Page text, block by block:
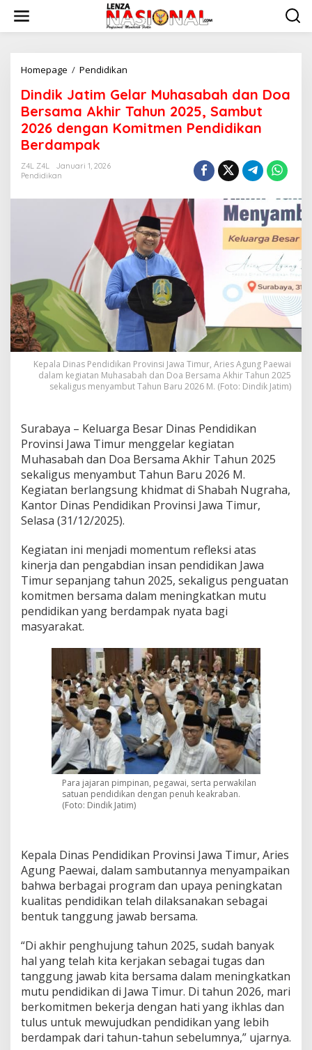
w
Homepage / Pendidikan
n
d
i
k
e
l
a
r
M
u
h
a
s
a
h
d
o
a
B
e
s
a
A
k
h
i
r
T
u
n
2
0
2
5
,
S
a
m
b
u
t
2
d
e
n
g
n
o
m
i
m
e
n
P
Dindik Jatim Gelar Muhasabah dan Doa
Bersama Akhir Tahun 2025, Sambut
2026 dengan Komitmen Pendidikan
Berdampak
Z4L Z4L
Januari 1, 2026
Pendidikan
Kepala Dinas Pendidikan Provinsi Jawa Timur, Aries Agung Paewai
dalam kegiatan Muhasabah dan Doa Bersama Akhir Tahun 2025
sekaligus menyambut Tahun Baru 2026 M. (Foto: Dindik Jatim)
Surabaya – Keluarga Besar Dinas Pendidikan
Provinsi Jawa Timur menggelar kegiatan
Muhasabah dan Doa Bersama Akhir Tahun 2025
sekaligus menyambut Tahun Baru 2026 M.
Kegiatan berlangsung khidmat di Shabah Nugraha,
Kantor Dinas Pendidikan Provinsi Jawa Timur,
Selasa (31/12/2025).
Kegiatan ini menjadi momentum refleksi atas
kinerja dan pengabdian insan pendidikan Jawa
Timur sepanjang tahun 2025, sekaligus penguatan
komitmen bersama dalam meningkatkan mutu
pendidikan yang berdampak nyata bagi
masyarakat.
Para jajaran pimpinan, pegawai, serta perwakilan
satuan pendidikan dengan penuh keakraban.
(Foto: Dindik Jatim)
Kepala Dinas Pendidikan Provinsi Jawa Timur, Aries
Agung Paewai, dalam sambutannya menyampaikan
bahwa berbagai program dan upaya peningkatan
kualitas pendidikan telah dilaksanakan sebagai
bentuk tanggung jawab bersama.
“Di akhir penghujung tahun 2025, sudah banyak
hal yang telah kita kerjakan sebagai tugas dan
tanggung jawab kita bersama dalam meningkatkan
mutu pendidikan di Jawa Timur. Di tahun 2026, mari
berkomitmen bekerja dengan hati yang ikhlas dan
tulus untuk mewujudkan pendidikan yang lebih
berdampak dari tahun-tahun sebelumnya,” ujarnya.